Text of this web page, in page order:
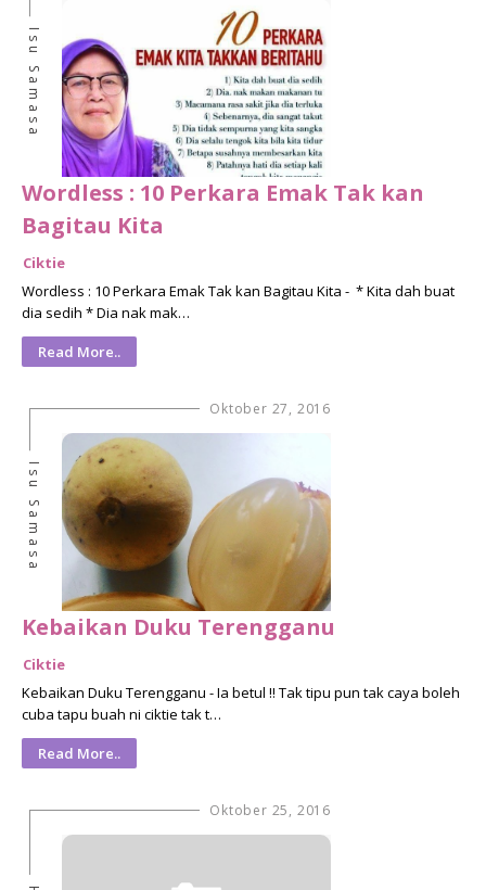
Isu Samasa
Wordless : 10 Perkara Emak Tak kan
Bagitau Kita
Ciktie
Wordless : 10 Perkara Emak Tak kan Bagitau Kita - * Kita dah buat
dia sedih * Dia nak mak…
Read More..
Oktober 27, 2016
Isu Samasa
Kebaikan Duku Terengganu
Ciktie
Kebaikan Duku Terengganu - Ia betul !! Tak tipu pun tak caya boleh
cuba tapu buah ni ciktie tak t…
Read More..
Oktober 25, 2016